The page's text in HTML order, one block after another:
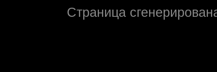
Страница